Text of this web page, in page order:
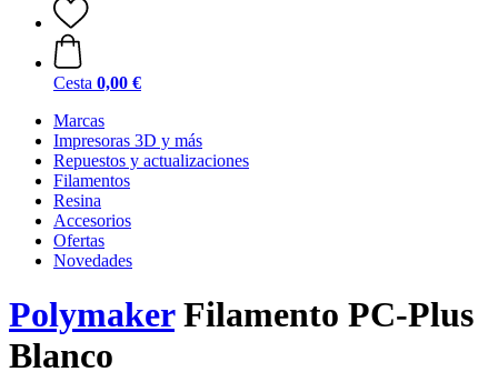
Cesta 0,00 €
Marcas
Impresoras 3D y más
Repuestos y actualizaciones
Filamentos
Resina
Accesorios
Ofertas
Novedades
PolymakerFilamento PC-Plus
Blanco